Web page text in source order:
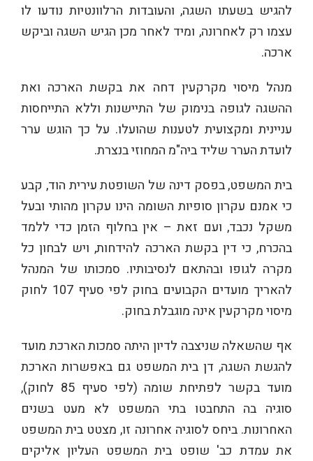
להגיש בשעתו השגה, והעובדות הרלוונטיות נודעו לו
עצמו רק לאחרונה, ומיד לאחר מכן הגיש השגה וביקש
ארכה.
מנהל מיסוי מקרקעין דחה את בקשת הארכה ואת
ההשגה לגופה בנימוק של התיישנות וללא התייחסות
עניינית ומקצועית לטענות שהועלו. על כך הוגש ערר
לועדת הערר שליד ביה"מ המחוזי בנצרת.
בית המשפט, בפסק דינה של השופטת עירית הוד, קבע
כי אמנם עקרון סופיות השומה הינו עקרון מהותי ובעל
משקל נכבד, ועם זאת – אין בחלוף הזמן כדי ללמד
בהכרח, כי דין בקשת הארכה להידחות, ויש לבחון כל
מקרה לגופו ובהתאם לנסיבותיו. סמכותו של המנהל
להאריך מועדים הקבועים בחוק לפי סעיף 107 לחוק
מיסוי מקרקעין אינה מוגבלת בחוק.
אף שהשאלה שניצבה לדיון היתה סמכות הארכת מועד
להגשת השגה, דן בית המשפט גם באפשרות הארכת
מועד בקשר לפתיחת שומה (לפי סעיף 85 לחוק),
סוגיה בה התחבטו בתי המשפט לא מעט בשנים
האחרונות. ביחס לסוגיה אחרונה זו, מצטט בית המשפט
את עמדת כב' שופט בית המשפט העליון אליקים